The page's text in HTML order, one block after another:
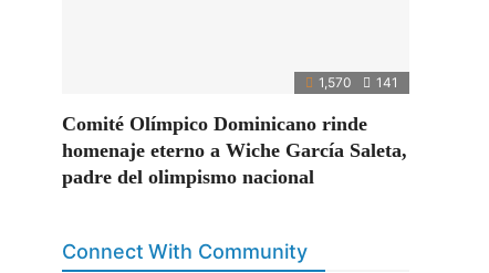
1,570 141
Comité Olímpico Dominicano rinde
homenaje eterno a Wiche García Saleta,
padre del olimpismo nacional
Connect With Community